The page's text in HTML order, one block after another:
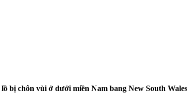
bị chôn vùi ở dưới miền Nam bang New South